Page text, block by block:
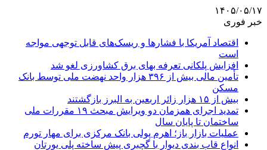
۱۴۰۵/۰۵/۱۷
خبر فوری
اقتصاد آمریکا با فشارها و ریسک‌های قابل توجهی مواجه
است
افزایش پلکانی تعرفه بهای برق کشاورزی لغو شد
تأمین مالی بیش از ۳۹۶ هزار واحد نهضت ملی توسط بانک
مسکن
بیش از ۱۵ هزار زائر اربعین به البرز بازگشتند
تمدید اجرای همزمان دو ویرایش مبحث ۱۹ مقررات ملی
ساختمان تا پایان سال
عملیات بازار باز؛ اهرم پولی بانک مرکزی برای مهار تورم
انواع قاب بندی دیوار با گچبری پیش ساخته پلی یورتان